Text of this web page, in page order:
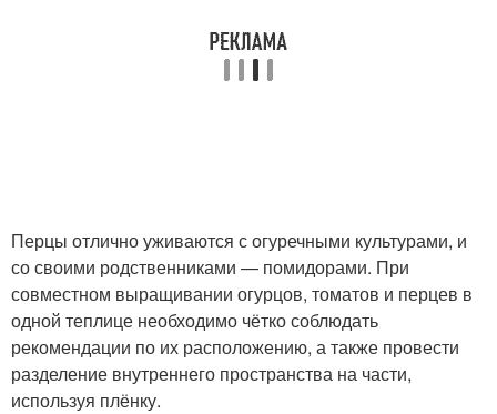
Перцы отлично уживаются с огуречными культурами, и
со своими родственниками — помидорами. При
совместном выращивании огурцов, томатов и перцев в
одной теплице необходимо чётко соблюдать
рекомендации по их расположению, а также провести
разделение внутреннего пространства на части,
используя плёнку.